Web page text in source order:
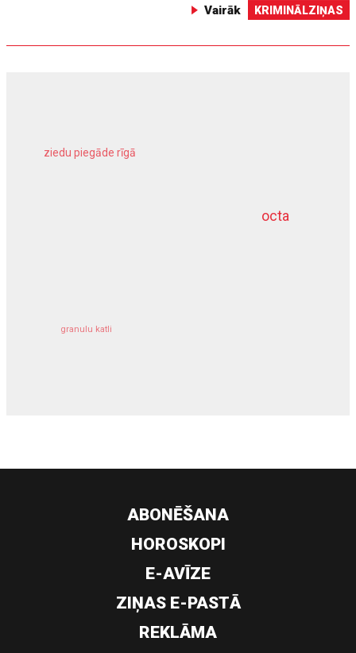
Vairāk KRIMINĀLZIŅAS
octa
ziedu piegāde rīgā
granulu katli
dziļurbums
ABONĒŠANA
HOROSKOPI
E-AVĪZE
ZIŅAS E-PASTĀ
REKLĀMA